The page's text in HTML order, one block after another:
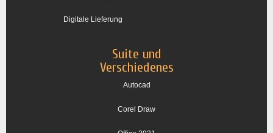
Digitale Lieferung
Suite und
Verschiedenes
Autocad
Corel Draw